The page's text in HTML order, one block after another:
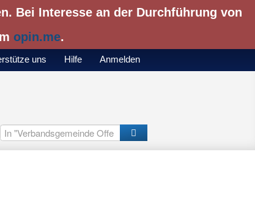
Bei Interesse an der Durchführung von
opin.me.
uns Hilfe Anmelden